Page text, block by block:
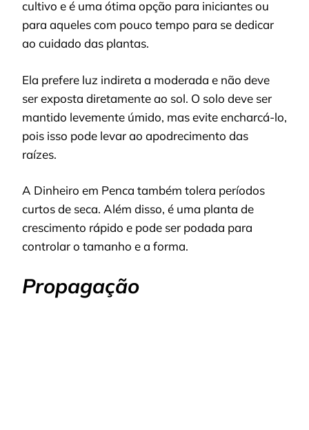
cultivo e é uma ótima opção para iniciantes ou
para aqueles com pouco tempo para se dedicar
ao cuidado das plantas.
Ela prefere luz indireta a moderada e não deve
ser exposta diretamente ao sol. O solo deve ser
mantido levemente úmido, mas evite encharcá-lo,
pois isso pode levar ao apodrecimento das
raízes.
A Dinheiro em Penca também tolera períodos
curtos de seca. Além disso, é uma planta de
crescimento rápido e pode ser podada para
controlar o tamanho e a forma.
Propagação